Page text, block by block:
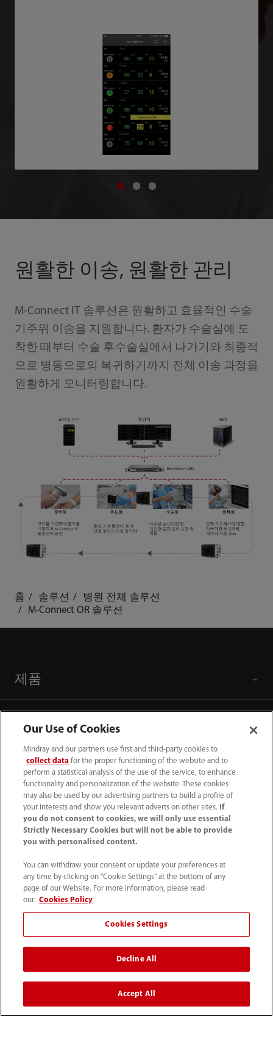
원활한 이송, 원활한 관리
M-Connect IT 솔루션은 원활하고 효율적인 수술
기주위 이송을 지원합니다. 환자가 수술실에 도
착한 때부터 수술 후수술실에서 나가기와 최종적
으로 병동으로의 복귀하기까지 전체 이송 과정을
원활하게 모니터링합니다.
홈 솔루션
병원 전체 솔루션
M-Connect OR 솔루션
제품
서비스
미디어 센터
채용
기업 소개
연락처 정보
Our Use of Cookies
Mindray and our partners use first and third-party cookies to
collect data for the proper functioning of the website and to
perform a statistical analysis of the use of the service, to enhance
functionality and personalization of the website. These cookies
may also be used by our advertising partners to build a profile of
your interests and show you relevant adverts on other sites.
If
you do not consent to cookies, we will only use essential
Strictly Necessary Cookies but will not be able to provide
you with personalised content.
You can withdraw your consent or update your preferences at
any time by clicking on "Cookie Settings" at the bottom of any
page of our Website. For more information, please read
our: Cookies Policy
Cookies Settings
Decline All
Accept All